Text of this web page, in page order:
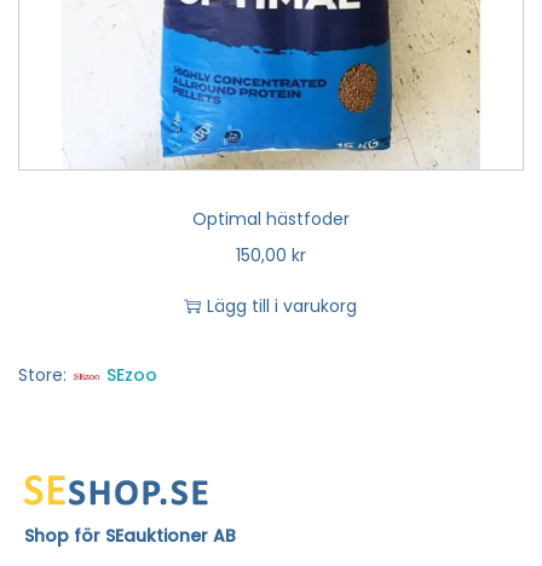
Optimal hästfoder
150,00 kr
Lägg till i varukorg
Store: SEzoo
Shop för SEauktioner AB